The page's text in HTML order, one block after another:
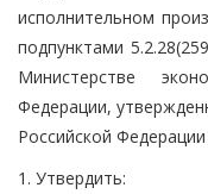
исполнительном
подпунктами
Министерстве
Федерации,
Российской
1. Утвердить: